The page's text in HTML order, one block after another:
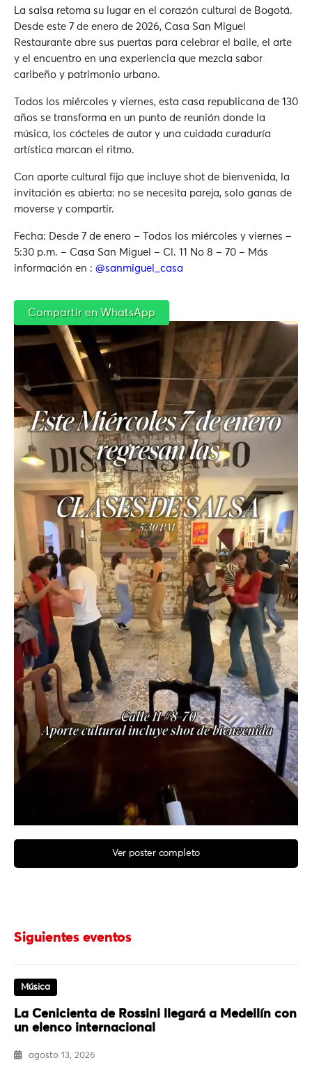
Ver poster completo
La salsa retoma su lugar en el corazón cultural de Bogotá.
Desde este 7 de enero de 2026, Casa San Miguel
Restaurante abre sus puertas para celebrar el baile, el arte
y el encuentro en una experiencia que mezcla sabor
caribeño y patrimonio urbano.
Todos los miércoles y viernes, esta casa republicana de 130
años se transforma en un punto de reunión donde la
música, los cócteles de autor y una cuidada curaduría
artística marcan el ritmo.
Con aporte cultural fijo que incluye shot de bienvenida, la
invitación es abierta: no se necesita pareja, solo ganas de
moverse y compartir.
Fecha: Desde 7 de enero – Todos los miércoles y viernes –
5:30 p.m. – Casa San Miguel – Cl. 11 No 8 – 70 – Más
información en : @sanmiguel_casa
Compartir en WhatsApp
Siguientes eventos
Música
La Cenicienta de Rossini llegará a Medellín con
un elenco internacional
agosto 13, 2026